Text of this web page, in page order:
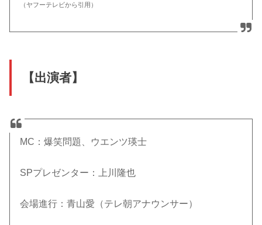
（ヤフーテレビから引用）
【出演者】
MC：爆笑問題、ウエンツ瑛士
SPプレゼンター：上川隆也
会場進行：青山愛（テレ朝アナウンサー）